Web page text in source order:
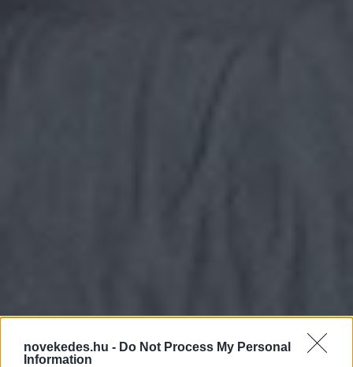
novekedes.hu - Do Not Process My Personal
Information